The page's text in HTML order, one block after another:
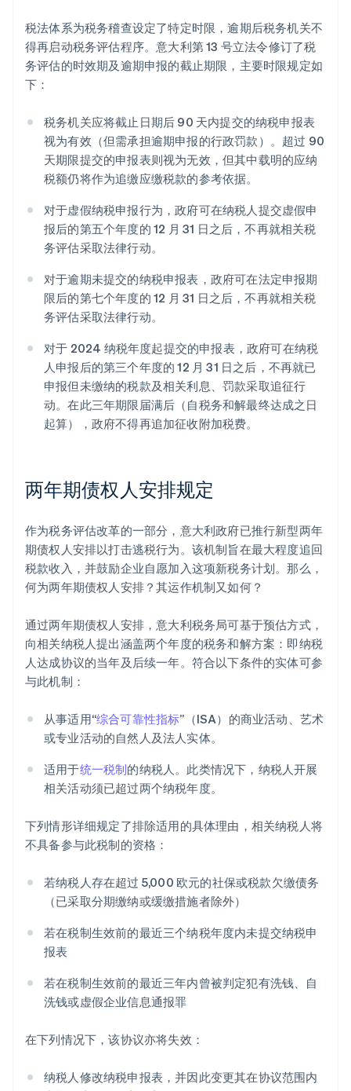
税法体系为税务稽查设定了特定时限，逾期后税务机关不
得再启动税务评估程序。意大利第 13 号立法令修订了税
务评估的时效期及逾期申报的截止期限，主要时限规定如
下：
税务机关应将截止日期后 90 天内提交的纳税申报表
视为有效（但需承担逾期申报的行政罚款）。超过 90
天期限提交的申报表则视为无效，但其中载明的应纳
税额仍将作为追缴应缴税款的参考依据。
对于虚假纳税申报行为，政府可在纳税人提交虚假申
报后的第五个年度的 12 月 31 日之后，不再就相关税
务评估采取法律行动。
对于逾期未提交的纳税申报表，政府可在法定申报期
限后的第七个年度的 12 月 31 日之后，不再就相关税
务评估采取法律行动。
对于 2024 纳税年度起提交的申报表，政府可在纳税
人申报后的第三个年度的 12 月 31 日之后，不再就已
申报但未缴纳的税款及相关利息、罚款采取追征行
动。在此三年期限届满后（自税务和解最终达成之日
起算），政府不得再追加征收附加税费。
两年期债权人安排规定
作为税务评估改革的一部分，意大利政府已推行新型两年
期债权人安排以打击逃税行为。该机制旨在最大程度追回
税款收入，并鼓励企业自愿加入这项新税务计划。那么，
何为两年期债权人安排？其运作机制又如何？
通过两年期债权人安排，意大利税务局可基于预估方式，
向相关纳税人提出涵盖两个年度的税务和解方案：即纳税
人达成协议的当年及后续一年。符合以下条件的实体可参
与此机制：
从事适用“综合可靠性指标”（ISA）的商业活动、艺术
或专业活动的自然人及法人实体。
适用于统一税制的纳税人。此类情况下，纳税人开展
相关活动须已超过两个纳税年度。
下列情形详细规定了排除适用的具体理由，相关纳税人将
不具备参与此税制的资格：
若纳税人存在超过 5,000 欧元的社保或税款欠缴债务
（已采取分期缴纳或缓缴措施者除外）
若在税制生效前的最近三个纳税年度内未提交纳税申
报表
若在税制生效前的最近三年内曾被判定犯有洗钱、自
洗钱或虚假企业信息通报罪
在下列情况下，该协议亦将失效：
纳税人修改纳税申报表，并因此变更其在协议范围内